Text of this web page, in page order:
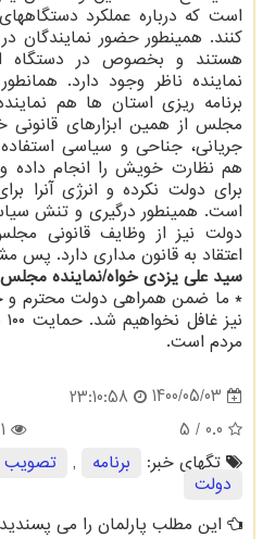
است که درباره عملکرد
کنند. همینطور حضور نمایندگان
هستند و بخصوص در دستگاه
نماینده ناظر وجود دارد.
برنامه ریزی استان ها هم نماینده
مجلس از همین ابزارهای
جریانی، جناحی و سیاسی
هم نظارت خویش را انجام داده
برای دولت نکرده و انرژی آنرا
است. همینطور درگیری و تنش
دولت نیز از وظایف قانونی
اعتقاد به قانون مداری دارد. پس
سید علی یزدی خواه/نماینده
* ما ضمن همراهی دولت محترم و
مردم است.
1400/05/03
23:10:58
0.0
/ 5
تگهای خبر:
برنامه , تصویب
دولت
این مطلب پارلمان را می